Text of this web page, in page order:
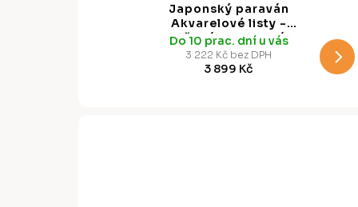
Japonský paraván
Akvarelové listy -
měkká botanická
kresba, 135 x 172 cm
Do 10 prac. dní u vás
3 222 Kč bez DPH
3 899 Kč